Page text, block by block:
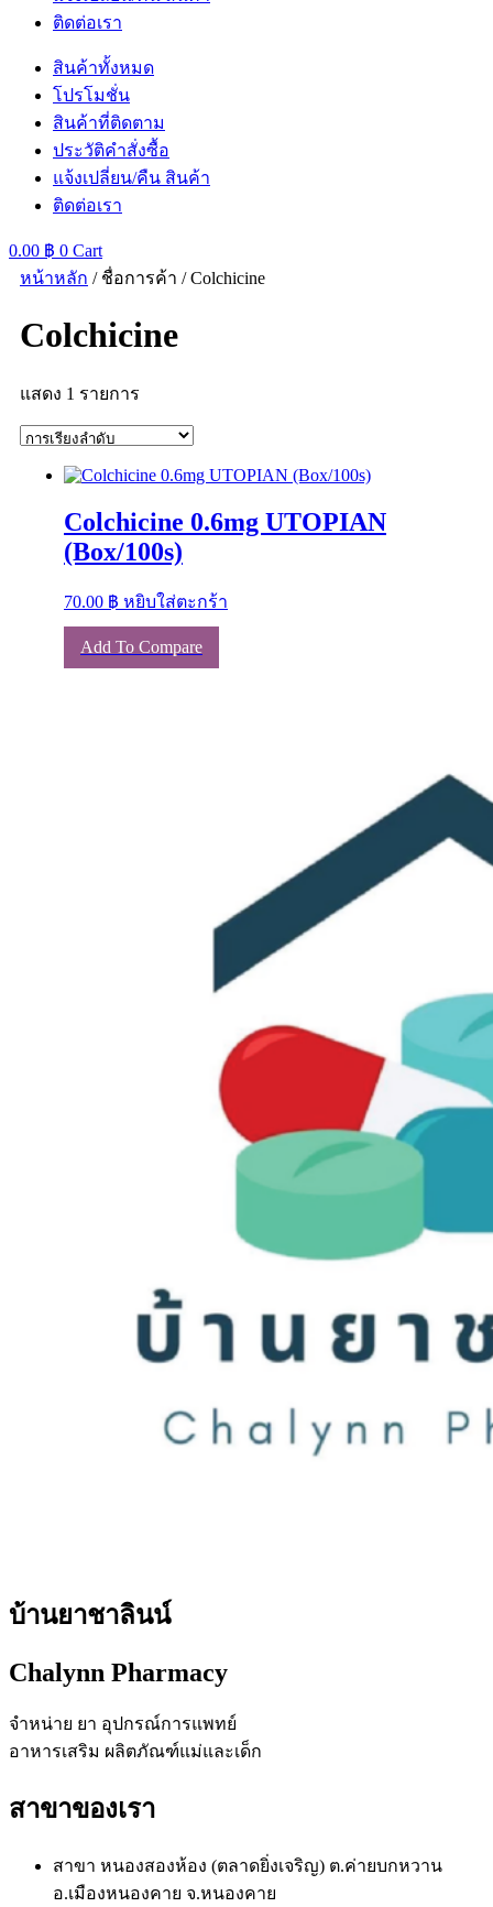
ติดต่อเรา
สินค้าทั้งหมด
โปรโมชั่น
สินค้าที่ติดตาม
ประวัติคำสั่งซื้อ
แจ้งเปลี่ยน/คืน สินค้า
ติดต่อเรา
0.00 ฿ 0 Cart
หน้าหลัก / ชื่อการค้า / Colchicine
Colchicine
แสดง 1 รายการ
Colchicine 0.6mg UTOPIAN
(Box/100s)
70.00 ฿ หยิบใส่ตะกร้า
Add To Compare
บ้านยาชาลินน์
Chalynn Pharmacy
จำหน่าย ยา อุปกรณ์การแพทย์
อาหารเสริม ผลิตภัณฑ์แม่และเด็ก
สาขาของเรา
สาขา หนองสองห้อง (ตลาดยิ่งเจริญ) ต.ค่ายบกหวาน
อ.เมืองหนองคาย จ.หนองคาย